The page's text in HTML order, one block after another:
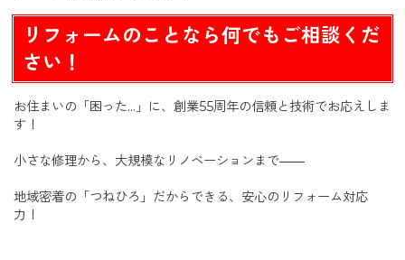
リフォームのことなら何でもご相談くだ
さい！
お住まいの「困った…」に、創業55周年の信頼と技術でお応えしま
す！
小さな修理から、大規模なリノベーションまで――
地域密着の「つねひろ」だからできる、安心のリフォーム対応
力！